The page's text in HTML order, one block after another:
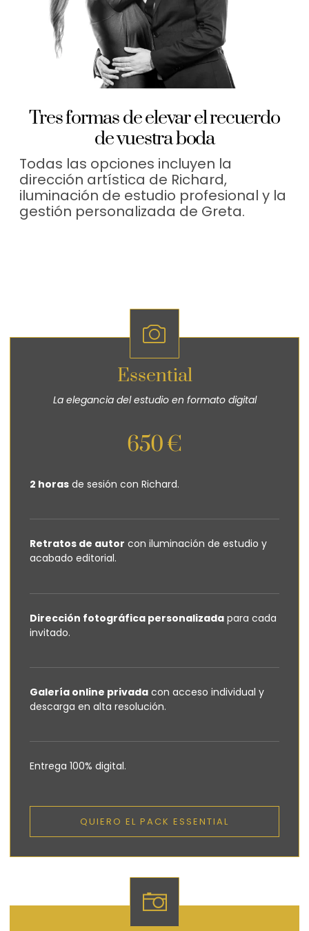
Tres formas de elevar el recuerdo
de vuestra boda
Todas las opciones incluyen la
dirección artística de Richard,
iluminación de estudio profesional y la
gestión personalizada de Greta.
Essential
La elegancia del estudio en formato digital
650 €
2 horas de sesión con Richard.
Retratos de autor con iluminación de estudio y
acabado editorial.
Dirección fotográfica personalizada para cada
invitado.
Galería online privada con acceso individual y
descarga en alta resolución.
Entrega 100% digital.
QUIERO EL PACK ESSENTIAL